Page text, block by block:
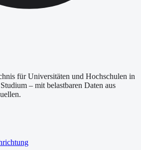
für Universitäten und Hochschulen in
– mit belastbaren Daten aus